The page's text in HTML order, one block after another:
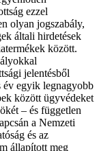
ezzel
olyan jogszabály,
általi hirdetések
között.
jelentésből
év egyik legnagyobb
között ügyvédeket
– és független
a Nemzeti
és az
állapított meg